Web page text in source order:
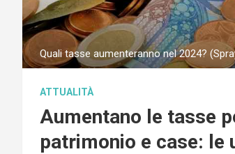
Quali tasse aumenteranno nel 2024?
ATTUALITÀ
Aumentano le tasse
patrimonio e case: le